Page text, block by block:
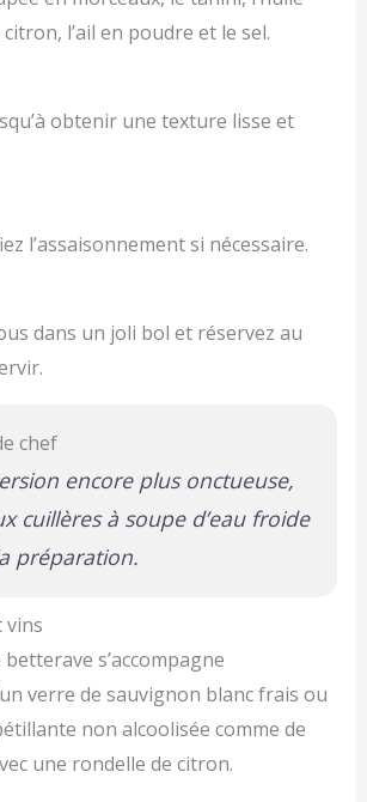
citron, l’ail en poudre et le sel.
obtenir une texture lisse et
l’assaisonnement si nécessaire.
dans un joli bol et réservez au
chef
encore plus onctueuse,
cuillères à soupe d’eau froide
préparation.
vins
s’accompagne
verre de sauvignon blanc frais ou
non alcoolisée comme de
une rondelle de citron.